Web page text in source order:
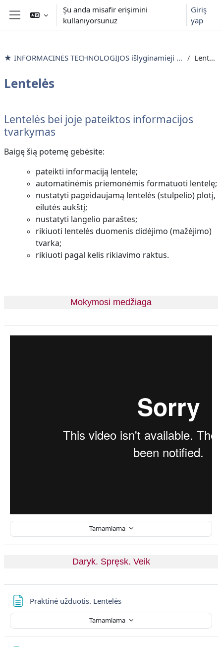
Yan panel
Şu anda misafir erişimini
kullanıyorsunuz
Giriş
yap
★ INFORMACINĖS TECHNOLOGIJOS išlyginamieji mokymai Lentelės
Lentelės
Bölüm anahatları
Lentelės bei joje pateiktos informacijos
tvarkymas
Baigę šią potemę gebėsite:
pateikti informaciją lentele;
automatinėmis priemonėmis formatuoti lentelę;
nustatyti pageidaujamą lentelės (stulpelio) plotį,
eilutės aukštį;
nustatyti langelio paraštes;
rikiuoti lentelės duomenis didėjimo (mažėjimo)
tvarka;
rikiuoti pagal kelis rikiavimo raktus.
Mokymosi medžiaga
Tamamlama
Daryk. Spręsk. Veik
Praktinė užduotis. LentelėsSayfa
Tamamlama